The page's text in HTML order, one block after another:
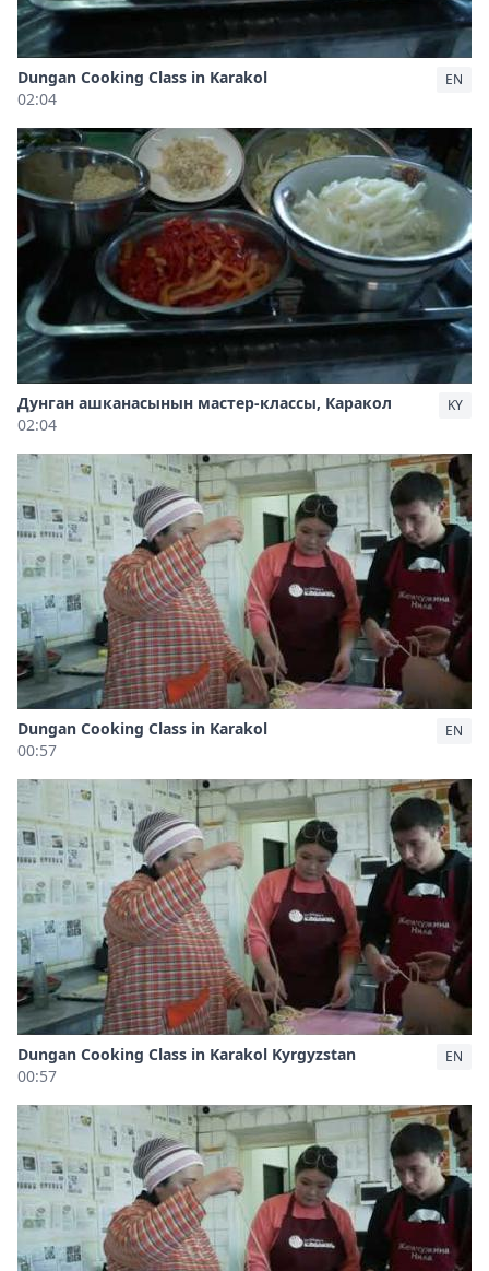
Dungan Cooking Class in Karakol
02:04
EN
Дунган ашканасынын мастер-классы, Каракол
02:04
KY
Dungan Cooking Class in Karakol
00:57
EN
Dungan Cooking Class in Karakol Kyrgyzstan
00:57
EN